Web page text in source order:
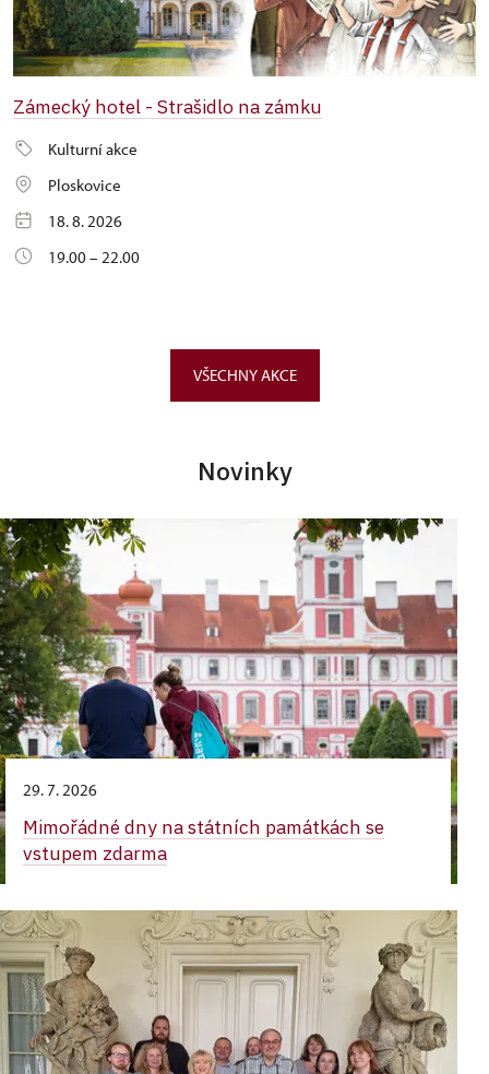
Zámecký hotel - Strašidlo na zámku
Kulturní akce
Ploskovice
18. 8. 2026
19.00 – 22.00
VŠECHNY AKCE
Novinky
29. 7. 2026
Mimořádné dny na státních památkách se
vstupem zdarma